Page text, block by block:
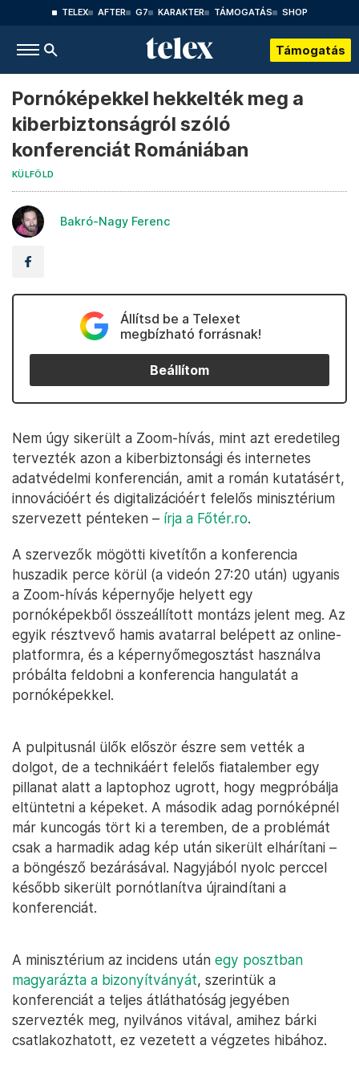
TELEX AFTER G7 KARAKTER TÁMOGATÁS SHOP
Támogatás
Pornóképekkel hekkelték meg a
kiberbiztonságról szóló
konferenciát Romániában
KÜLFÖLD
Bakró-Nagy Ferenc
Állítsd be a Telexet
megbízható forrásnak!
Beállítom
Nem úgy sikerült a Zoom-hívás, mint azt eredetileg
tervezték azon a kiberbiztonsági és internetes
adatvédelmi konferencián, amit a román kutatásért,
innovációért és digitalizációért felelős minisztérium
szervezett pénteken – írja a Főtér.ro.
A szervezők mögötti kivetítőn a konferencia
huszadik perce körül (a videón 27:20 után) ugyanis
a Zoom-hívás képernyője helyett egy
pornóképekből összeállított montázs jelent meg. Az
egyik résztvevő hamis avatarral belépett az online-
platformra, és a képernyőmegosztást használva
próbálta feldobni a konferencia hangulatát a
pornóképekkel.
A pulpitusnál ülők először észre sem vették a
dolgot, de a technikáért felelős fiatalember egy
pillanat alatt a laptophoz ugrott, hogy megpróbálja
eltüntetni a képeket. A második adag pornóképnél
már kuncogás tört ki a teremben, de a problémát
csak a harmadik adag kép után sikerült elhárítani –
a böngésző bezárásával. Nagyjából nyolc perccel
később sikerült pornótlanítva újraindítani a
konferenciát.
A minisztérium az incidens után egy posztban
magyarázta a bizonyítványát, szerintük a
konferenciát a teljes átláthatóság jegyében
szervezték meg, nyilvános vitával, amihez bárki
csatlakozhatott, ez vezetett a végzetes hibához.